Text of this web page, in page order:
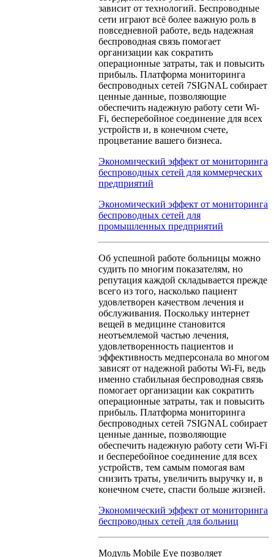
зависит от технологий. Беспроводные
сети играют всё более важную роль в
повседневной работе, ведь надежная
беспроводная связь помогает
организации как сократить
операционные затраты, так и повысить
прибыль. Платформа мониторинга
беспроводных сетей 7SIGNAL собирает
ценные данные, позволяющие
обеспечить надежную работу сети Wi-
Fi, бесперебойное соединение для всех
устройств и, в конечном счете,
процветание вашего бизнеса.
Экономический эффект от мониторинга
беспроводных сетей для коммерческих
предприятий
Экономический эффект от мониторинга
беспроводных сетей для
промышленных предприятий
Об успешной работе больницы можно
судить по многим показателям, но
репутация каждой складывается прежде
всего из того, насколько пациент
удовлетворен качеством лечения и
обслуживания. Поскольку интернет
вещей в медицине становится
неотъемлемой частью лечения,
удовлетворенность пациентов и
эффективность медперсонала во многом
зависят от надежной работы Wi-Fi, ведь
именно стабильная беспроводная связь
помогает организации как сократить
операционные затраты, так и повысить
прибыль. Платформа мониторинга
беспроводных сетей 7SIGNAL собирает
ценные данные, позволяющие
обеспечить надежную работу сети Wi-Fi
и бесперебойное соединение для всех
устройств, тем самым помогая вам
снизить траты, увеличить выручку и, в
конечном счете, спасти больше жизней.
Экономический эффект от мониторинга
беспроводных сетей для больниц
Модуль Mobile Eye позволяет